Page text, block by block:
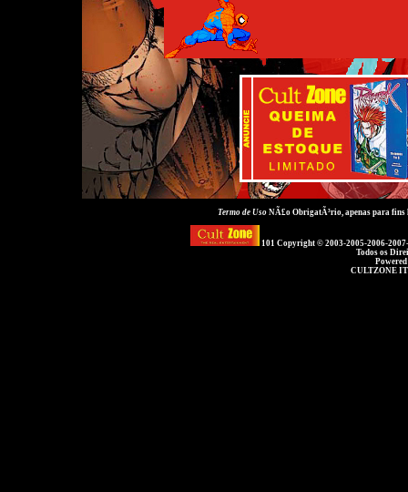
Termo de UsoNÃ£o ObrigatÃ³rio, apenas para
101 Copyright © 2003-2005-2006-
Todos os
CULTZONE